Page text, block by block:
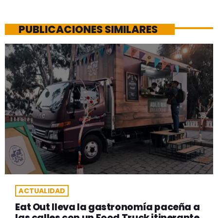
PUBLICACIONES SIMILARES
ACTUALIDAD
Eat Out lleva la gastronomía paceña a